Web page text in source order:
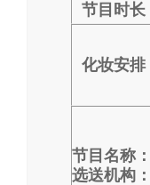
节目时长
化妆安排
节目名称：
选送机构 ：